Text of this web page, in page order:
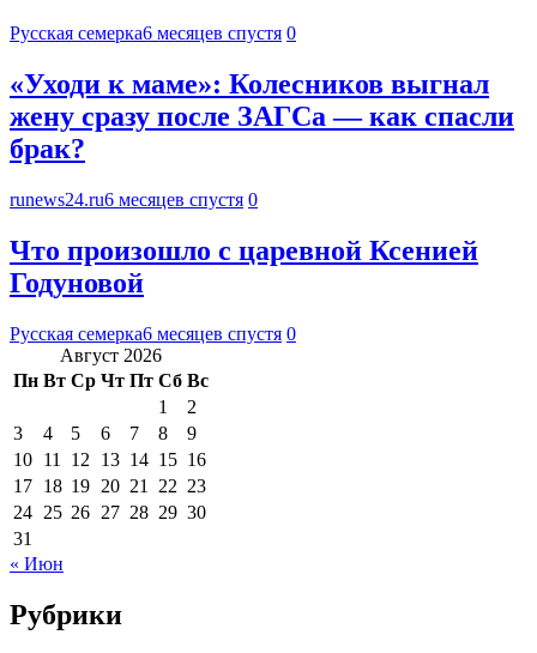
Русская семерка6 месяцев спустя 0
«Уходи к маме»: Колесников выгнал
жену сразу после ЗАГСа — как спасли
брак?
runews24.ru6 месяцев спустя 0
Что произошло с царевной Ксенией
Годуновой
Русская семерка6 месяцев спустя 0
Август 2026
Пн Вт Ср Чт Пт Сб Вс
1
2
3
4 5 6 7 8
9
10 11 12 13 14 15 16
17 18 19 20 21 22 23
24 25 26 27 28 29 30
31
« Июн
Рубрики